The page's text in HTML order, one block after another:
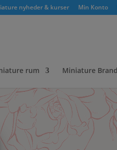
nyheder & kurser Min Konto
rum Miniature